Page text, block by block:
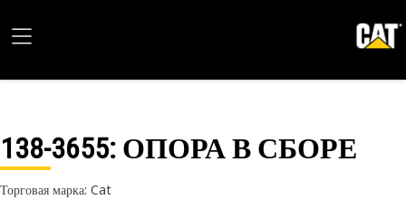
138-3655: ОПОРА В СБОРЕ
Торговая марка: Cat